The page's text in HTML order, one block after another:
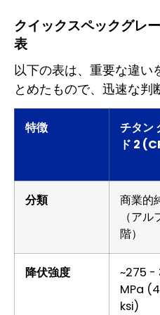
クイックスペックグレ
表
以下の表は、重要な違い
とめたもので、迅速な判
特徴
チタン
ド 2
分類
商業的
（ア
階）
降伏強度
~275 -
MPa
ksi)